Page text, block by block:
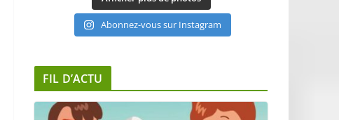
Abonnez-vous sur Instagram
FIL D’ACTU